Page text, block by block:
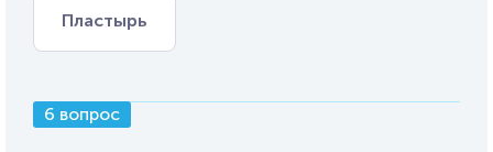
Пластырь
6 вопрос